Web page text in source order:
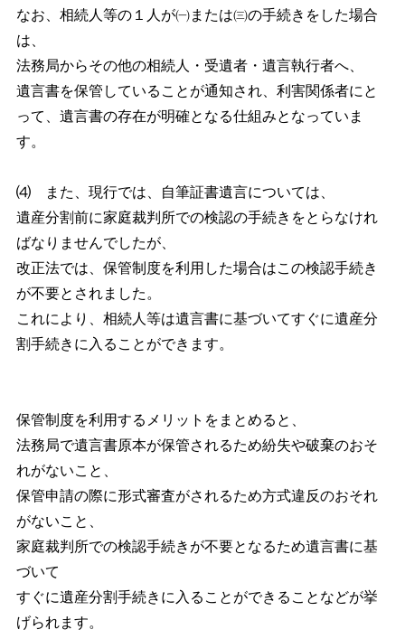
なお、相続人等の１人が㈠または㈢の手続きをした場合
は、
法務局からその他の相続人・受遺者・遺言執行者へ、
遺言書を保管していることが通知され、利害関係者にと
って、遺言書の存在が明確となる仕組みとなっていま
す。
⑷ また、現行では、自筆証書遺言については、
遺産分割前に家庭裁判所での検認の手続きをとらなけれ
ばなりませんでしたが、
改正法では、保管制度を利用した場合はこの検認手続き
が不要とされました。
これにより、相続人等は遺言書に基づいてすぐに遺産分
割手続きに入ることができます。
保管制度を利用するメリットをまとめると、
法務局で遺言書原本が保管されるため紛失や破棄のおそ
れがないこと、
保管申請の際に形式審査がされるため方式違反のおそれ
がないこと、
家庭裁判所での検認手続きが不要となるため遺言書に基
づいて
すぐに遺産分割手続きに入ることができることなどが挙
げられます。